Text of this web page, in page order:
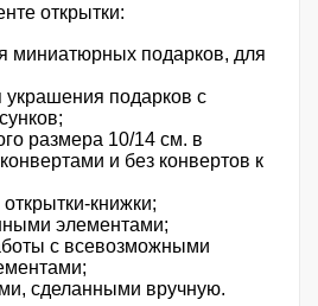
открытки:
миниатюрных подарков, для
украшения подарков с
размера 10/14 см. в
и без конвертов к
книжки;
элементами;
с всевозможными
сделанными вручную.